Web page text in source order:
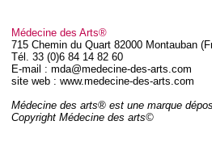
Médecine des Arts®
715 Chemin du Quart 82000 Montauban
Tél. 33 (0)6 84 14 82 60
E-mail : mda@medecine-des-arts.com
site web : www.medecine-des-arts.com
Médecine des arts® est une marque
Copyright Médecine des arts©